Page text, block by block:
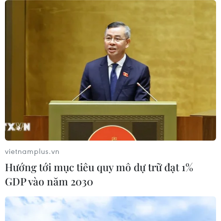
Hormuz
Houthi bị nghi đứng sau vụ
tấn công đánh chìm tàu hàng Ấn Độ
Israel và Liban không đạt tiến triển
trong ngày đàm phán đầu tiên
05/08/2026 15:01
Xung đột tại Trung Đông: Tàu hàng
Ấn Độ bị đánh chìm trên Biển Đỏ
vietnamplus.vn
Hướng tới mục tiêu quy mô dự trữ đạt 1%
GDP vào năm 2030